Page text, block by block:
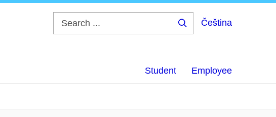
Čeština
Student Employee